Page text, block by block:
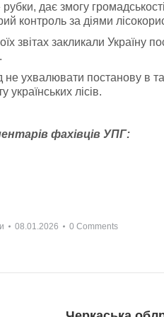
дає змогу
контроль за діями
звітах закликали Україну
ухвалювати постанову в
лісів.
фахівців УПГ:
08.01.2026 0 Comments